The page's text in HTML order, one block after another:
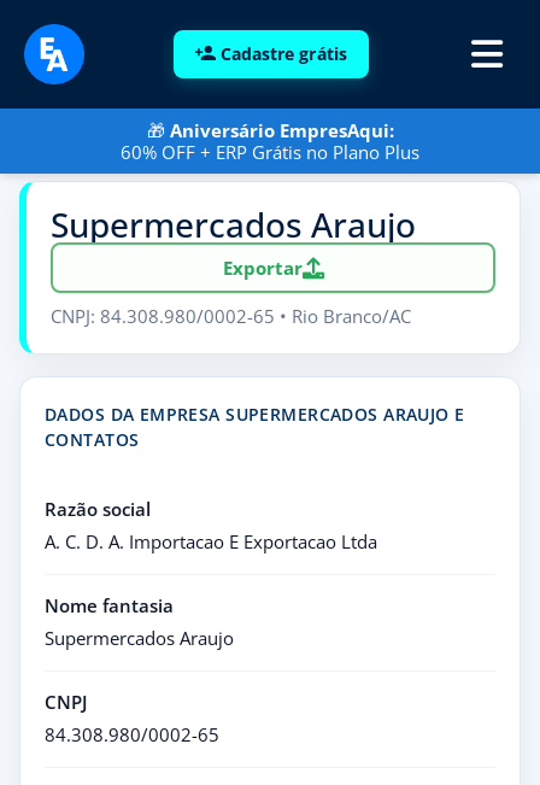
Cadastre grátis
🎁 Aniversário EmpresAqui:
60% OFF + ERP Grátis no Plano Plus
Supermercados Araujo
Exportar
CNPJ: 84.308.980/0002-65 • Rio Branco/AC
DADOS DA EMPRESA SUPERMERCADOS ARAUJO E
CONTATOS
Razão social
A. C. D. A. Importacao E Exportacao Ltda
Nome fantasia
Supermercados Araujo
CNPJ
84.308.980/0002-65